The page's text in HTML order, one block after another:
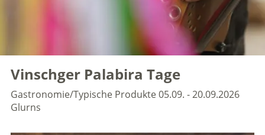
Vinschger Palabira Tage
Gastronomie/Typische Produkte05.09. - 20.09.2026
Glurns